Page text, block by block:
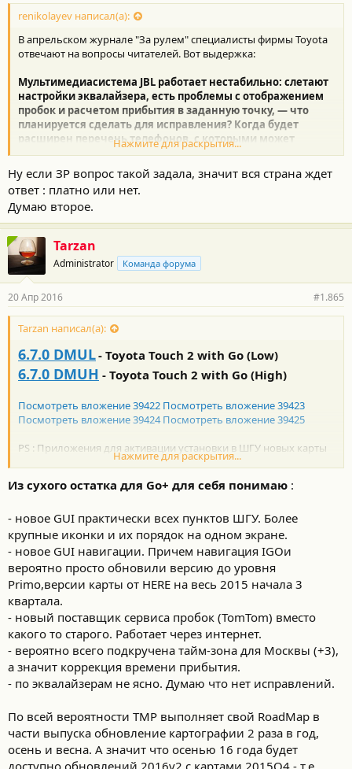
renikolayev написал(а):
В апрельском журнале "За рулем" специалисты фирмы Toyota
отвечают на вопросы читателей. Вот выдержка:
Мультимедиасистема JBL работает нестабильно: слетают
настройки эквалайзера, есть проблемы с отображением
пробок и расчетом прибытия в заданную точку, — что
планируется сделать для исправления? Когда будет
расширен перечень телефонов, с которыми может
взаимодействовать MirrorLink?
Подготовлена новая версия программного обеспечения,
которая исправляет все недочеты в работе мультимедиа JBL.
Перепрошивку системы производят в дилерских сервисах при
обращении владельца с жалобой на ее некорректную работу,
причем для гарантийных автомобилей — бесплатно.
В течение 2016 года будет подготовлено обновление системы
MirrorLink; оно существенно расширит список моделей
телефонов, с которыми возможно взаимодействие. Пока мы не
знаем подробностей, так как это продукт обособленного
производителя. Остается открытым и вопрос будущей
перепрошивки мультимедиа в дилерских сервисах Toyota —
будет ли она платной для клиентов или нет.Когда свежая
версия ПО появится, ее станут устанавливать на новые машины
по умолчанию.
Так, что они пока не знают брать с нас деньги или нет.
http://www.zr.ru/content/articles/900318-toyota-chitatelyam-zr/?
Нажмите для раскрытия...
Ну если ЗР вопрос такой задала, значит вся страна ждет
ответ : платно или нет.
Думаю второе.
Tarzan
Administrator Команда форума
20 Апр 2016 #1.865
Tarzan написал(а):
6.7.0 DMUL- Toyota Touch 2 with Go (Low)
6.7.0 DMUH - Toyota Touch 2 with Go (High)
Посмотреть вложение 39422 Посмотреть вложение 39423
Посмотреть вложение 39424 Посмотреть вложение 39425
PS : Приложения для активации установки в ШГУ новых карты
через смартфон будет доступна в мае 16 года.
Посмотреть вложение 39444
timezone = "(GMT+03:00) Moscow, St. Petersburg, Volgograd",
-180, -60, 0, 0, 3, 0, 5, 2, 0, 0, 0, 0, 10, 0, 5, 3, 0, 0, 0
По всей видимости есть TMC для РФ :
;*************** russia****
*****************************************
$,1,879,1,385875968,432441349,Saratov
$,1,884,1,702711872,447589992,Barnaul
$,1,889,1,252676547,503955995,StPetersburg
$,1,889,1,471859200,486684387,Perm
$,1,894,1,1106737013,362119430,Vladivostok
$,1,901,1,313918489,460685574,Serpuhov
Нажмите для раскрытия...
Из сухого остатка для Go+ для себя понимаю :
- новое GUI практически всех пунктов ШГУ. Более
крупные иконки и их порядок на одном экране.
- новое GUI навигации. Причем навигация IGOи
вероятно просто обновили версию до уровня
Primo,версии карты от HERE на весь 2015 начала 3
квартала.
- новый поставщик сервиса пробок (TomTom) вместо
какого то старого. Работает через интернет.
- вероятно всего подкручена тайм-зона для Москвы (+3),
а значит коррекция времени прибытия.
- по эквалайзерам не ясно. Думаю что нет исправлений.
По всей вероятности ТМР выполняет свой RoadMap в
части выпуска обновление картографии 2 раза в год,
осень и весна. А значит что осенью 16 года будет
доступно обновлений 2016v2 с картами 2015Q4 - т.е.